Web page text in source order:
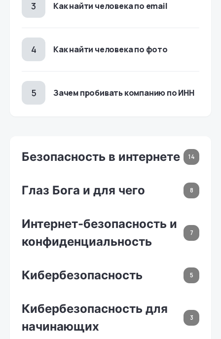
Как найти человека по email
Как найти человека по фото
Зачем пробивать компанию по ИНН
Безопасность в интернете 14
Глаз Бога и для чего 8
Интернет-безопасность и
конфиденциальность
7
Кибербезопасность 5
Кибербезопасность для
начинающих
3